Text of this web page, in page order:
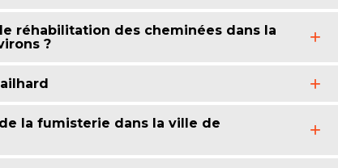
réhabilitation des cheminées dans la
?
la fumisterie dans la ville de